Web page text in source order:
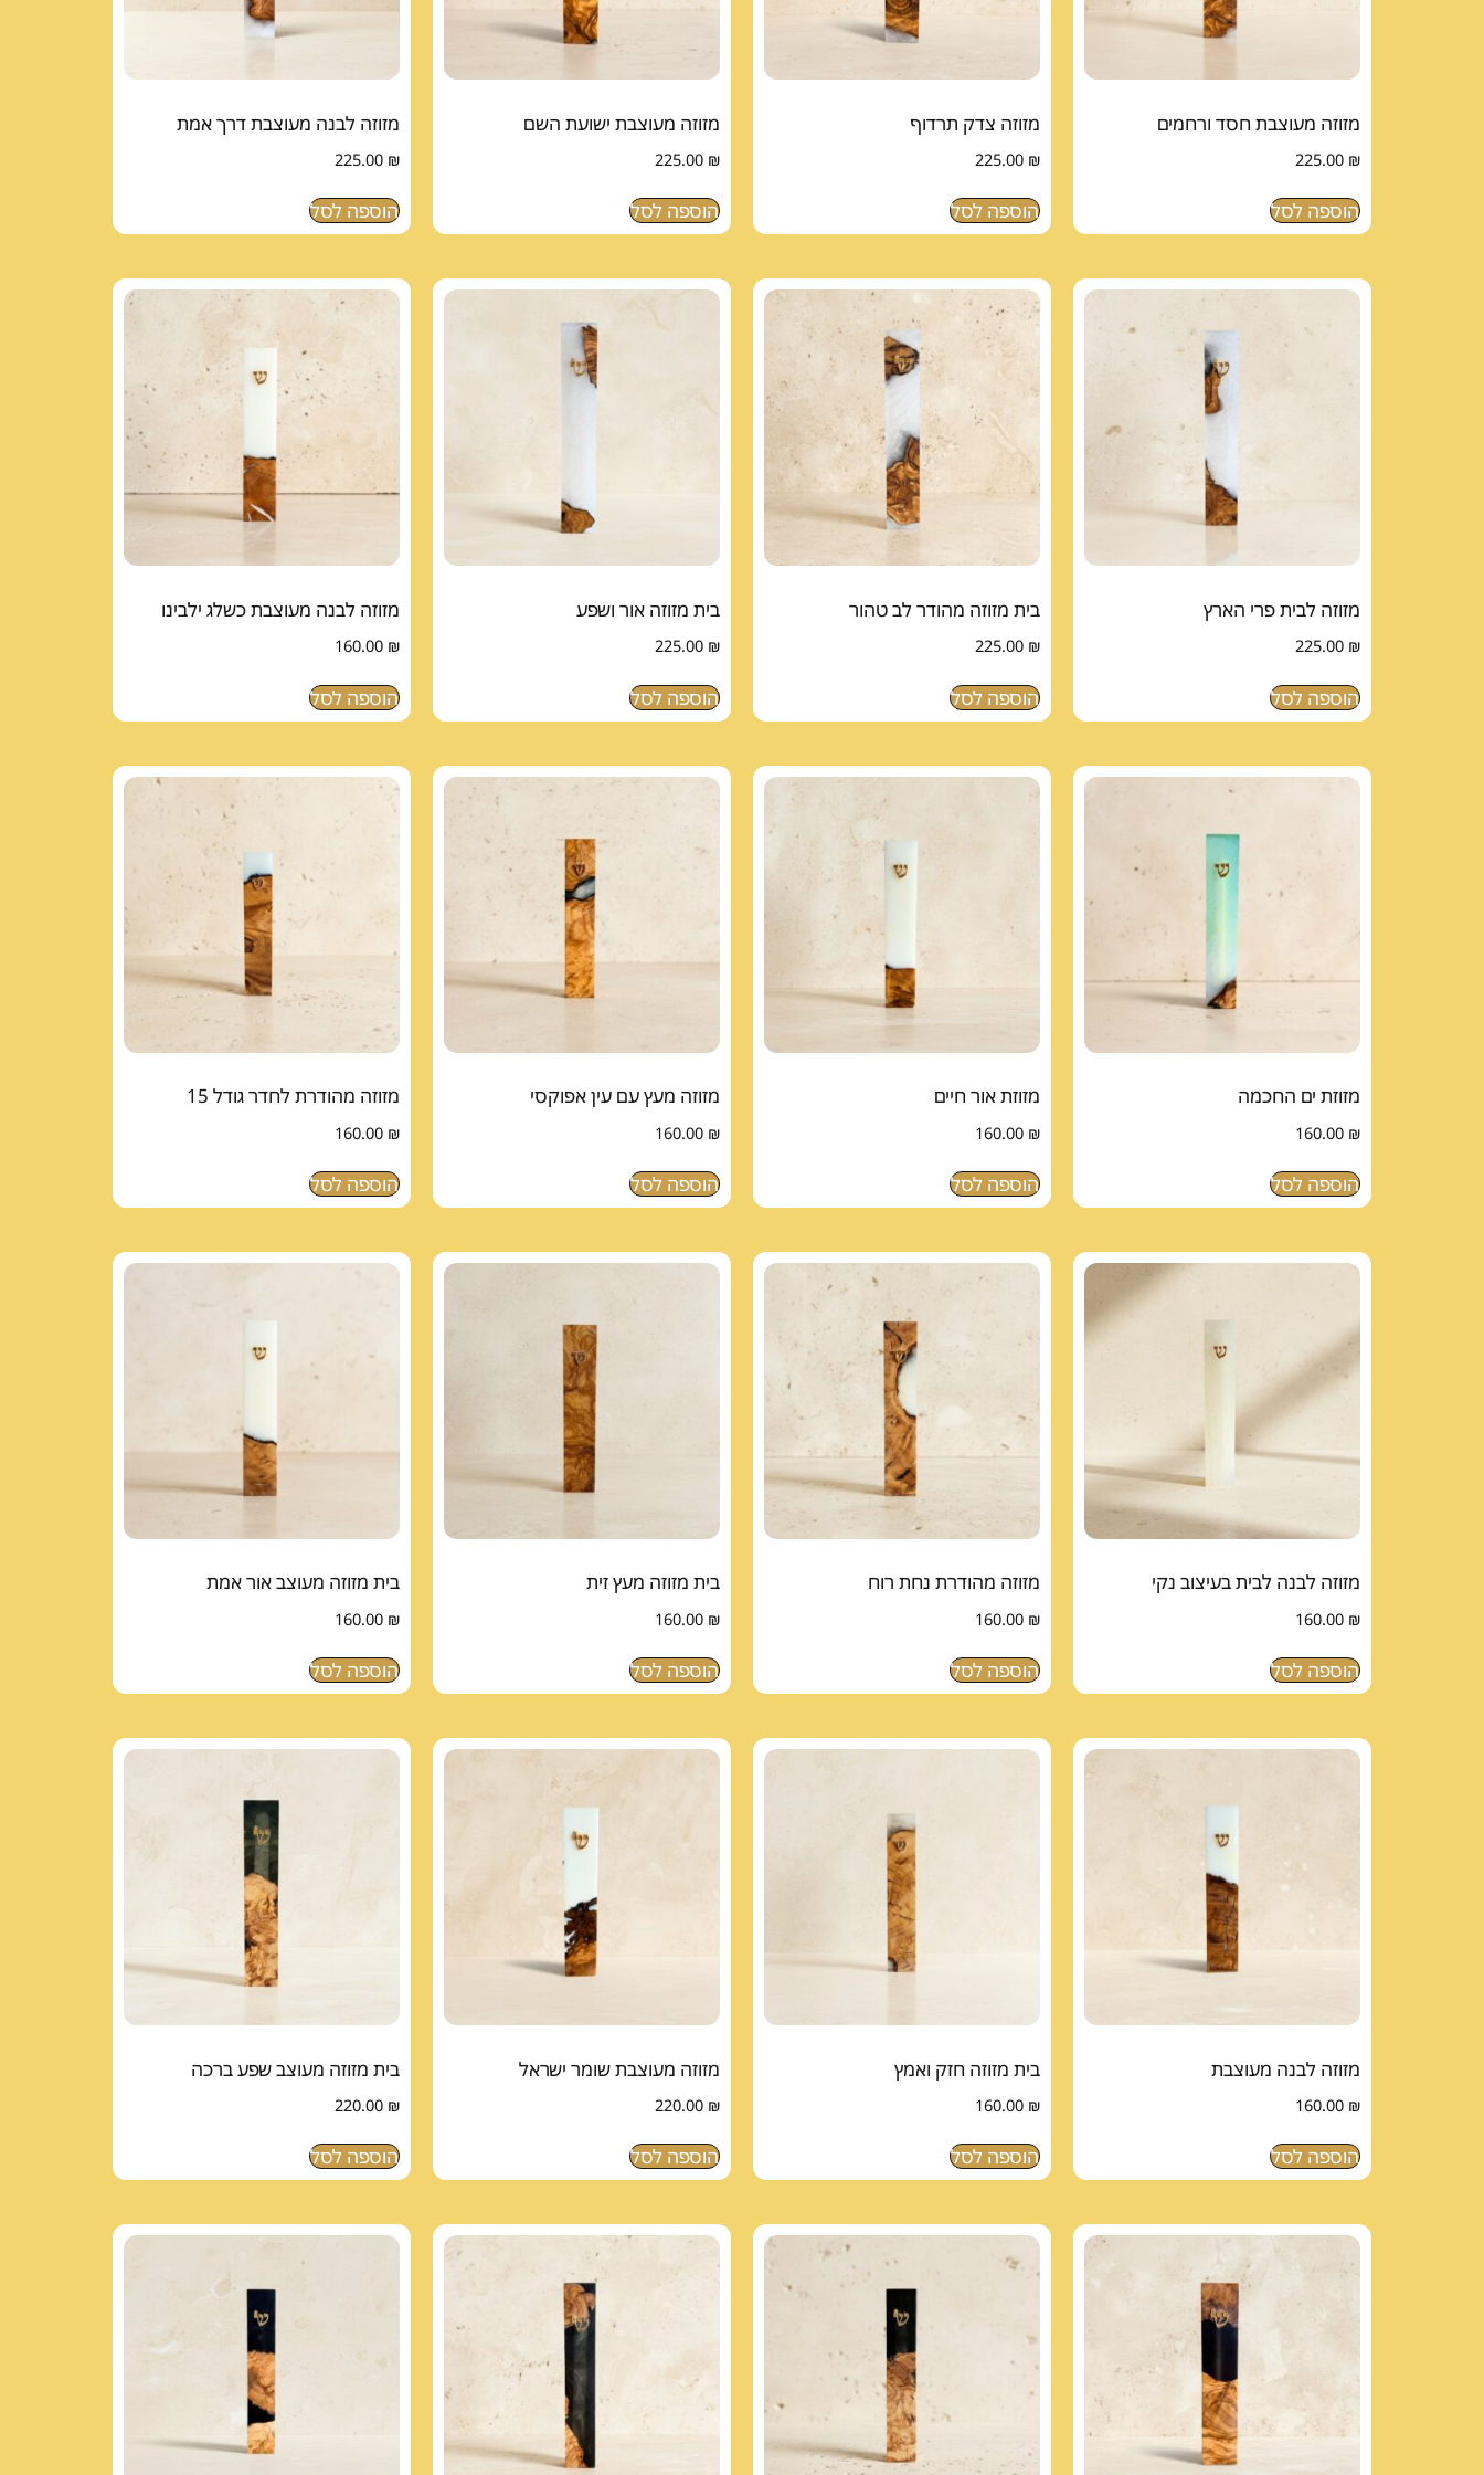
מזוזה מעוצבת חסד ורחמים
225.00 ₪
הוספה לסל
מזוזה צדק תרדוף
225.00 ₪
הוספה לסל
מזוזה מעוצבת ישועת השם
225.00 ₪
הוספה לסל
מזוזה לבנה מעוצבת דרך אמת
225.00 ₪
הוספה לסל
מזוזה לבית פרי הארץ
225.00 ₪
הוספה לסל
בית מזוזה מהודר לב טהור
225.00 ₪
הוספה לסל
בית מזוזה אור ושפע
225.00 ₪
הוספה לסל
מזוזה לבנה מעוצבת כשלג ילבינו
160.00 ₪
הוספה לסל
מזוזת ים החכמה
160.00 ₪
הוספה לסל
מזוזת אור חיים
160.00 ₪
הוספה לסל
מזוזה מעץ עם עין אפוקסי
160.00 ₪
הוספה לסל
מזוזה מהודרת לחדר גודל 15
160.00 ₪
הוספה לסל
מזוזה לבנה לבית בעיצוב נקי
160.00 ₪
הוספה לסל
מזוזה מהודרת נחת רוח
160.00 ₪
הוספה לסל
בית מזוזה מעץ זית
160.00 ₪
הוספה לסל
בית מזוזה מעוצב אור אמת
160.00 ₪
הוספה לסל
מזוזה לבנה מעוצבת
160.00 ₪
הוספה לסל
בית מזוזה חזק ואמץ
160.00 ₪
הוספה לסל
מזוזה מעוצבת שומר ישראל
220.00 ₪
הוספה לסל
בית מזוזה מעוצב שפע ברכה
220.00 ₪
הוספה לסל